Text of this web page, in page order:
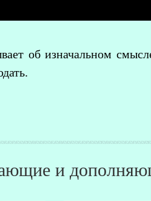
об изначальном
и